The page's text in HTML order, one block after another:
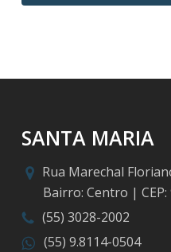
SANTA MARIA
Rua Marechal
Bairro: Centro | CEP:
(55) 3028-2002
(55) 9.8114-0504